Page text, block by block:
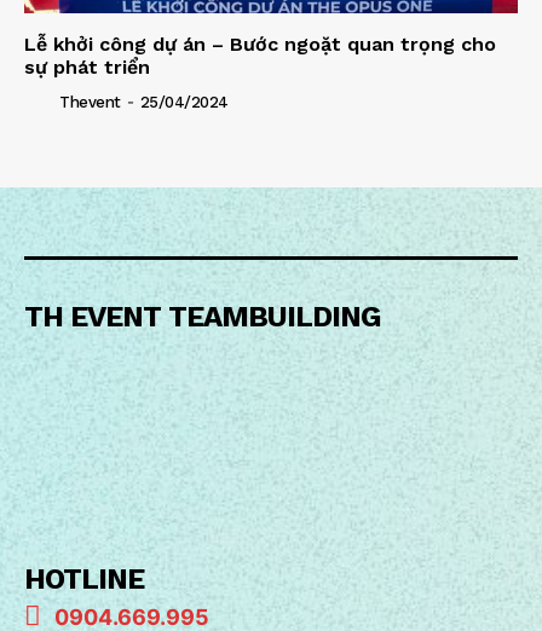
Lễ khởi công dự án – Bước ngoặt quan trọng cho
sự phát triển
Thevent - 25/04/2024
TH EVENT TEAMBUILDING
HOTLINE
0904.669.995